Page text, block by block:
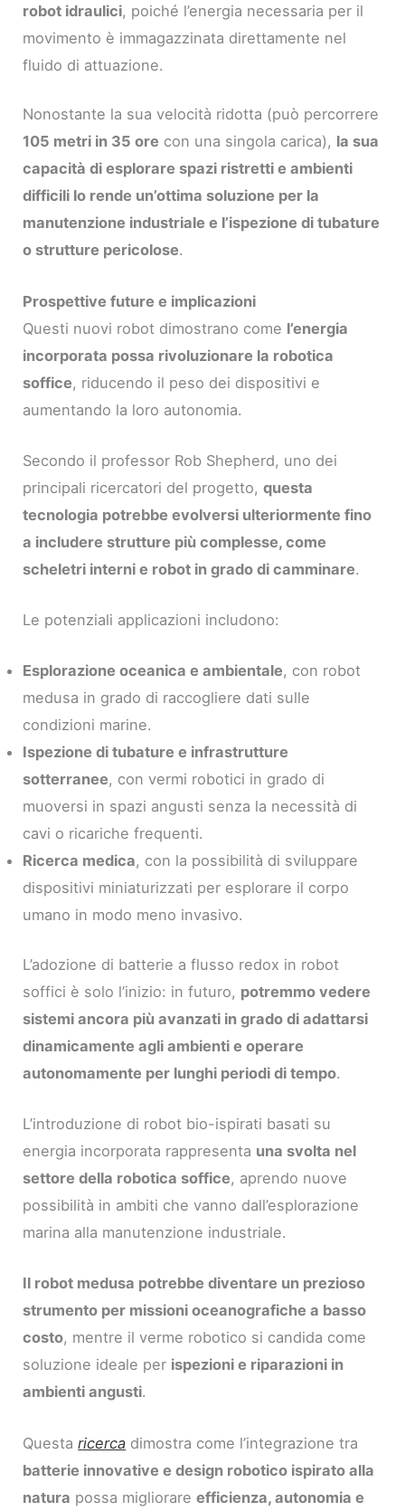
robot idraulici, poiché l’energia necessaria per il
movimento è immagazzinata direttamente nel
fluido di attuazione.
Nonostante la sua velocità ridotta (può percorrere
105 metri in 35 ore con una singola carica), la sua
capacità di esplorare spazi ristretti e ambienti
difficili lo rende un’ottima soluzione per la
manutenzione industriale e l’ispezione di tubature
o strutture pericolose.
Prospettive future e implicazioni
Questi nuovi robot dimostrano come l’energia
incorporata possa rivoluzionare la robotica
soffice, riducendo il peso dei dispositivi e
aumentando la loro autonomia.
Secondo il professor Rob Shepherd, uno dei
principali ricercatori del progetto,questa
tecnologia potrebbe evolversi ulteriormente fino
a includere strutture più complesse, come
scheletri interni e robot in grado di camminare.
Le potenziali applicazioni includono:
Esplorazione oceanica e ambientale, con robot
medusa in grado di raccogliere dati sulle
condizioni marine.
Ispezione di tubature e infrastrutture
sotterranee, con vermi robotici in grado di
muoversi in spazi angusti senza la necessità di
cavi o ricariche frequenti.
Ricerca medica, con la possibilità di sviluppare
dispositivi miniaturizzati per esplorare il corpo
umano in modo meno invasivo.
L’adozione di batterie a flusso redox in robot
soffici è solo l’inizio: in futuro, potremmo vedere
sistemi ancora più avanzati in grado di adattarsi
dinamicamente agli ambienti e operare
autonomamente per lunghi periodi di tempo.
L’introduzione di robot bio-ispirati basati su
energia incorporata rappresenta una svolta nel
settore della robotica soffice, aprendo nuove
possibilità in ambiti che vanno dall’esplorazione
marina alla manutenzione industriale.
Il robot medusa potrebbe diventare un prezioso
strumento per missioni oceanografiche a basso
costo, mentre il verme robotico si candida come
soluzione ideale per ispezioni e riparazioni in
ambienti angusti.
Questaricerca dimostra come l’integrazione tra
batterie innovative e design robotico ispirato alla
natura possa migliorareefficienza, autonomia e